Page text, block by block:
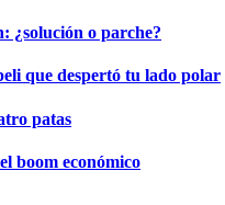
¿solución o parche?
que despertó tu lado polar
patas
boom económico